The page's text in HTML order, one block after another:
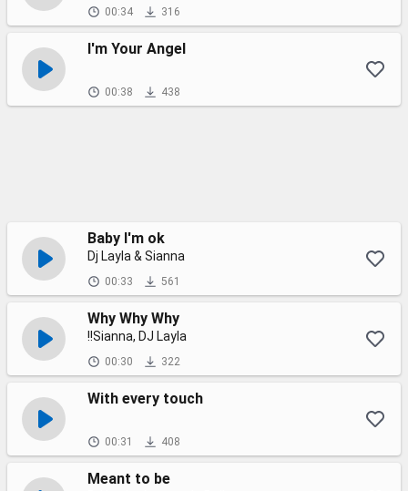
00:34 316
I'm Your Angel
00:38 438
Baby I'm ok
Dj Layla & Sianna
00:33 561
Why Why Why
!!Sianna, DJ Layla
00:30 322
With every touch
00:31 408
Meant to be